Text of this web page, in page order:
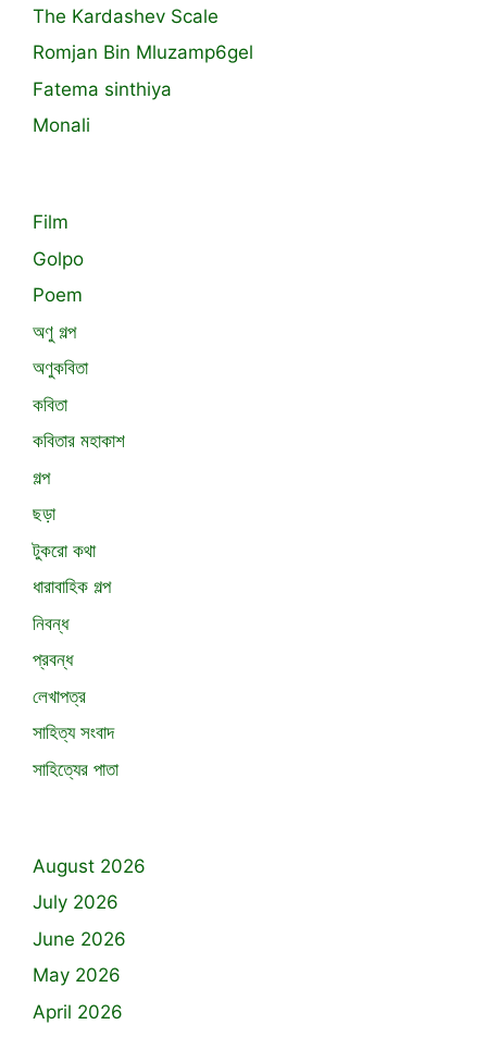
The Kardashev Scale
Romjan Bin Mluzamp6gel
Fatema sinthiya
Monali
Film
Golpo
Poem
অণু গল্প
অণুকবিতা
কবিতা
কবিতার মহাকাশ
গল্প
ছড়া
টুকরো কথা
ধারাবাহিক গল্প
নিবন্ধ
প্রবন্ধ
লেখাপত্র
সাহিত্য সংবাদ
সাহিত্যের পাতা
August 2026
July 2026
June 2026
May 2026
April 2026